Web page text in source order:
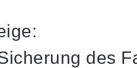
des